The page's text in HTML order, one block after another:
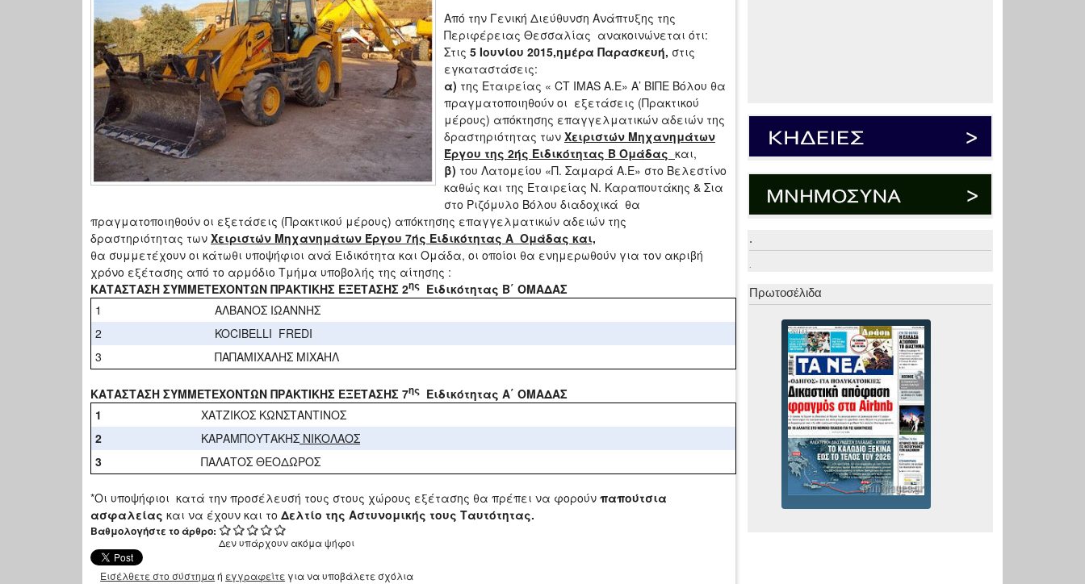
Από την Γενική Διεύθυνση Ανάπτυξης της
Περιφέρειας Θεσσαλίας ανακοινώνεται ότι:
Στις 5 Ιουνίου 2015,ημέρα Παρασκευή, στις
εγκαταστάσεις:
α) της Εταιρείας « CT IMAS A.E» Α’ ΒΙΠΕ Βόλου θα
πραγματοποιηθούν οι εξετάσεις (Πρακτικού
μέρους) απόκτησης επαγγελματικών αδειών της
δραστηριότητας των Χειριστών Μηχανημάτων
Έργου της 2ής Ειδικότητας Β Ομάδας και,
β) του Λατομείου «Π. Σαμαρά Α.Ε» στο Βελεστίνο
καθώς και της Εταιρείας Ν. Καραπουτάκης & Σια
στο Ριζόμυλο Βόλου διαδοχικά θα
πραγματοποιηθούν οι εξετάσεις (Πρακτικού μέρους) απόκτησης επαγγελματικών αδειών της
δραστηριότητας των Χειριστών Μηχανημάτων Έργου 7ής Ειδικότητας Α Ομάδας και,
θα συμμετέχουν οι κάτωθι υποψήφιοι ανά Ειδικότητα και Ομάδα, οι οποίοι θα ενημερωθούν για τον ακριβή
χρόνο εξέτασης από το αρμόδιο Τμήμα υποβολής της αίτησης :
ΚΑΤΑΣΤΑΣΗ ΣΥΜΜΕΤΕΧΟΝΤΩΝ ΠΡΑΚΤΙΚΗΣ ΕΞΕΤΑΣΗΣ 2ης Ειδικότητας Β΄ ΟΜΑΔΑΣ
1
ΑΛΒΑΝΟΣ ΙΩΑΝΝΗΣ
2
KOCIBELLI FREDI
3
ΠΑΠΑΜΙΧΑΛΗΣ ΜΙΧΑΗΛ
ΚΑΤΑΣΤΑΣΗ ΣΥΜΜΕΤΕΧΟΝΤΩΝ ΠΡΑΚΤΙΚΗΣ ΕΞΕΤΑΣΗΣ 7ης Ειδικότητας Α΄ ΟΜΑΔΑΣ
1
ΧΑΤΖΙΚΟΣ ΚΩΝΣΤΑΝΤΙΝΟΣ
2
ΚΑΡΑΜΠΟΥΤΑΚΗΣ ΝΙΚΟΛΑΟΣ
3
ΠΑΛΑΤΟΣ ΘΕΟΔΩΡΟΣ
*Οι υποψήφιοι κατά την προσέλευσή τους στους χώρους εξέτασης θα πρέπει να φορούν παπούτσια
ασφαλείας και να έχουν και το Δελτίο της Αστυνομικής τους Ταυτότητας.
Βαθμολογήστε το άρθρο:
Δεν υπάρχουν ακόμα ψήφοι
Εισέλθετε στο σύστημαή εγγραφείτε για να υποβάλετε σχόλια
.
.
Πρωτοσέλιδα